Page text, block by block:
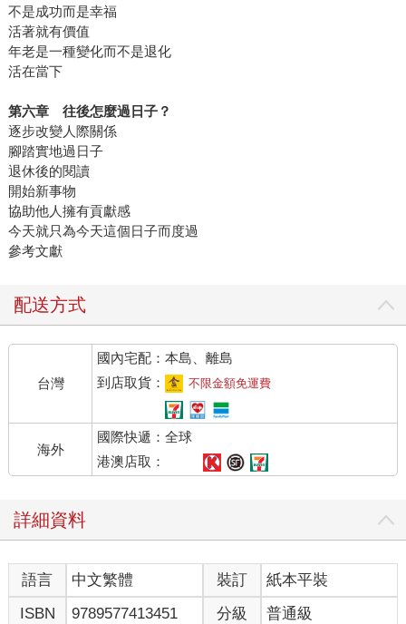
不是成功而是幸福
活著就有價值
年老是一種變化而不是退化
活在當下
第六章 往後怎麼過日子？
逐步改變人際關係
腳踏實地過日子
退休後的閱讀
開始新事物
協助他人擁有貢獻感
今天就只為今天這個日子而度過
參考文獻
配送方式
台灣
國內宅配：本島、離島
到店取貨：
不限金額免運費
海外
國際快遞：全球
港澳店取：
詳細資料
語言 中文繁體 裝訂
紙本平裝
ISBN
9789577413451 分級 普通級